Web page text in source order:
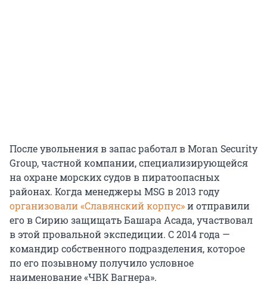
После увольнения в запас работал в Moran Security
Group, частной компании, специализирующейся
на охране морских судов в пиратоопасных
районах. Когда менеджеры MSG в 2013 году
организовали «Славянский корпус»и отправили
его в Сирию защищать Башара Асада, участвовал
в этой провальной экспедиции. С 2014 года —
командир собственного подразделения, которое
по его позывному получило условное
наименование «ЧВК Вагнера».